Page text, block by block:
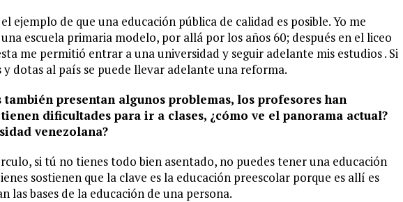
ejemplo de que una educación pública de calidad es posible. Yo me
escuela primaria modelo, por allá por los años 60; después en el liceo
me permitió entrar a una universidad y seguir adelante mis estudios . Si
dotas al país se puede llevar adelante una reforma.
también presentan algunos problemas, los profesores han
dificultades para ir a clases, ¿cómo ve el panorama actual?
venezolana?
si tú no tienes todo bien asentado, no puedes tener una educación
sostienen que la clave es la educación preescolar porque es allí es
las bases de la educación de una persona.